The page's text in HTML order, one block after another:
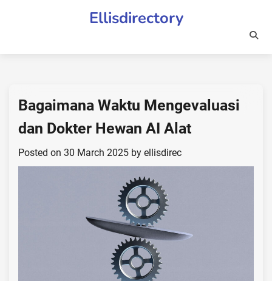
Ellisdirectory
Bagaimana Waktu Mengevaluasi
dan Dokter Hewan AI Alat
Posted on 30 March 2025 by ellisdirec